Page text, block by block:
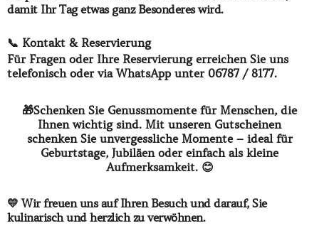
damit Ihr Tag etwas ganz Besonderes wird.
📞 Kontakt & Reservierung
Für Fragen oder Ihre Reservierung erreichen Sie uns
telefonisch oder via WhatsApp unter 06787 / 8177.
🎁Schenken Sie Genussmomente für Menschen, die
Ihnen wichtig sind. Mit unseren Gutscheinen
schenken Sie unvergessliche Momente – ideal für
Geburtstage, Jubiläen oder einfach als kleine
Aufmerksamkeit. 😊
💛 Wir freuen uns auf Ihren Besuch und darauf, Sie
kulinarisch und herzlich zu verwöhnen.